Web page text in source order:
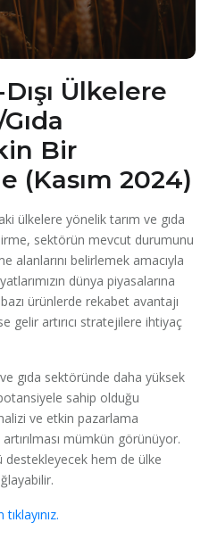
Ülkelere
Bir
(Kasım 2024)
ülkelere yönelik tarım ve gıda
sektörün mevcut durumunu
alanlarını belirlemek amacıyla
dünya piyasalarına
ürünlerde rekabet avantajı
gelir artırıcı stratejilere ihtiyaç
gıda sektöründe daha yüksek
sahip olduğu
ve etkin pazarlama
mümkün görünüyor.
destekleyecek hem de ülke